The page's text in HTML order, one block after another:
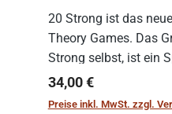
20 Strong ist das
Theory Games. Das
Strong selbst, ist ein
einfachen Regeln. Um
immer mit einem
Regulärer Preis:
34,00 €
Preise inkl. MwSt. zzgl.